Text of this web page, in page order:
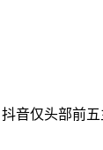
音仅头部前